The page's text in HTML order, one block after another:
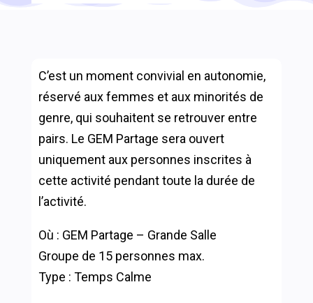
C’est un moment convivial en autonomie,
réservé aux femmes et aux minorités de
genre, qui souhaitent se retrouver entre
pairs. Le GEM Partage sera ouvert
uniquement aux personnes inscrites à
cette activité pendant toute la durée de
l’activité.
Où : GEM Partage – Grande Salle
Groupe de 15 personnes max.
Type : Temps Calme